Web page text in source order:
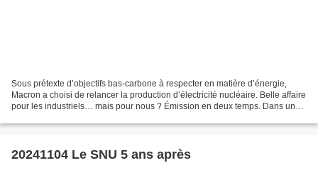
Sous prétexte d’objectifs bas-carbone à respecter en matière d’énergie,
Macron a choisi de relancer la production d’électricité nucléaire. Belle affaire
pour les industriels… mais pour nous ? Émission en deux temps. Dans un
20241104 Le SNU 5 ans après